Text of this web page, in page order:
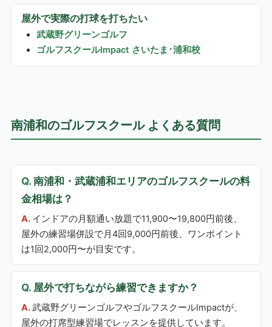
屋外で実際の打球を打ちたい
武蔵野グリーンゴルフ
ゴルフスクールImpact さいたま･浦和校
南浦和のゴルフスクール よくある質問
南浦和・武蔵浦和エリアのゴルフスクールの料
金相場は？
インドアの月額通い放題で11,900〜19,800円前後、
屋外の練習場併設で月4回9,000円前後、ワンポイント
は1回2,000円〜が目安です。
屋外で打ちながら練習できますか？
武蔵野グリーンゴルフやゴルフスクールImpactが、
屋外の打席型練習場でレッスンを提供しています。